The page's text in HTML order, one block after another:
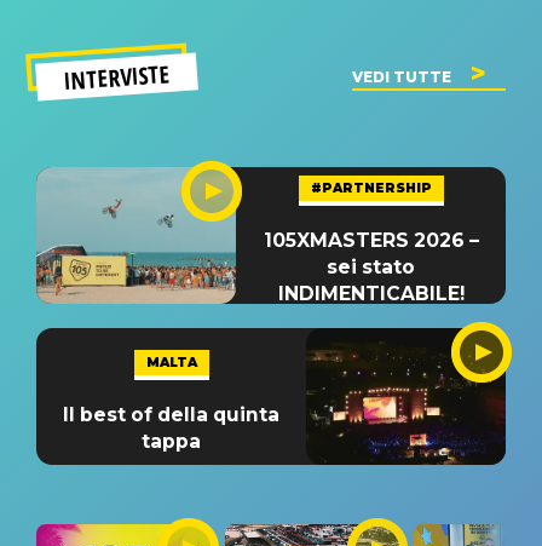
INTERVISTE VEDI TUTTE
#PARTNERSHIP
105XMASTERS 2026 –
sei stato
INDIMENTICABILE!
MALTA
Il best of della quinta
tappa